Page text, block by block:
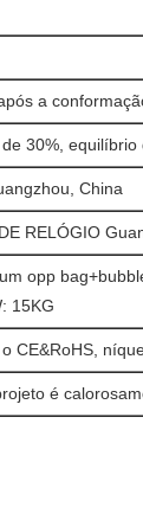
a
30%,
China
RELÓGIO
opp
15KG
CE&RoHS,
é